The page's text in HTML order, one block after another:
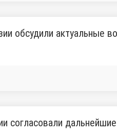
обсудили актуальные
согласовали